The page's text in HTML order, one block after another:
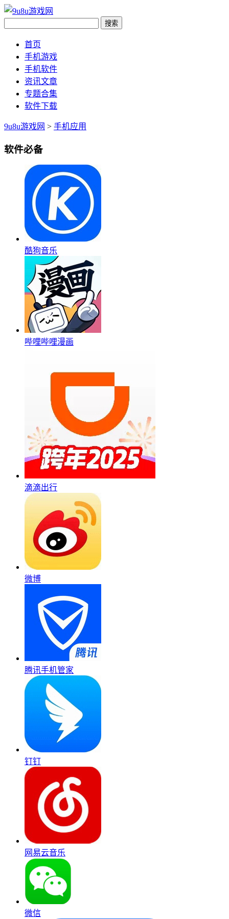
首页
手机游戏
手机软件
资讯文章
专题合集
软件下载
9u8u游戏网 > 手机应用
软件必备
酷狗音乐
哔哩哔哩漫画
滴滴出行
微博
腾讯手机管家
钉钉
网易云音乐
微信